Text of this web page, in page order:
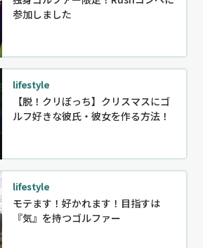
参加しました
lifestyle
【脱！クリぼっち】クリスマスにゴ
ルフ好きな彼氏・彼女を作る方法！
lifestyle
モテます！好かれます！目指すは
『気』を持つゴルファー